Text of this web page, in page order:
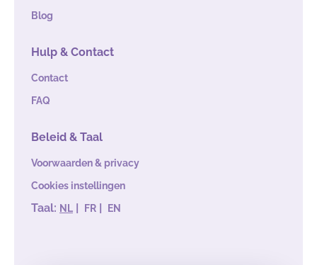
Blog
Hulp & Contact
Contact
FAQ
Beleid & Taal
Voorwaarden & privacy
Cookies instellingen
Taal: NL | FR | EN